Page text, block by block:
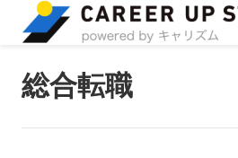
総合転職